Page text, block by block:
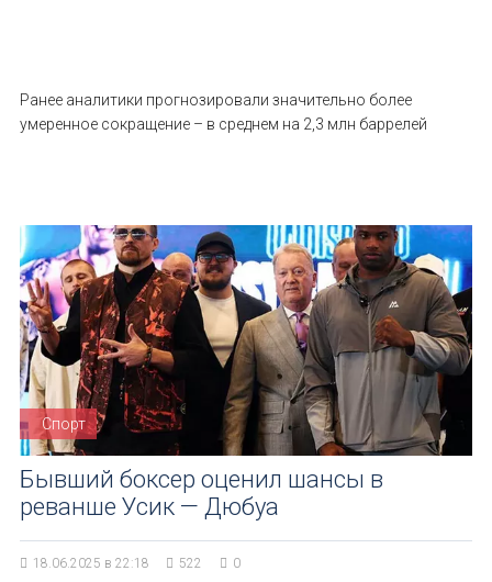
Ранее аналитики прогнозировали значительно более
умеренное сокращение – в среднем на 2,3 млн баррелей
Спорт
Бывший боксер оценил шансы в
реванше Усик — Дюбуа
18.06.2025 в 22:18 522 0